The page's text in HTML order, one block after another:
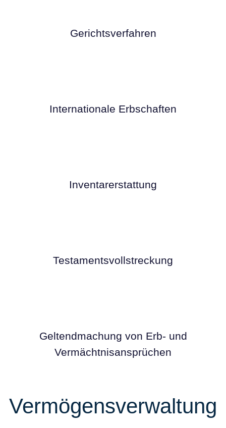
Gerichtsverfahren
Internationale Erbschaften
Inventar­erstattung
Testamentsvollstreckung
Geltendmachung von Erb- und
Vermächtnisansprüchen
Vermögensverwaltung